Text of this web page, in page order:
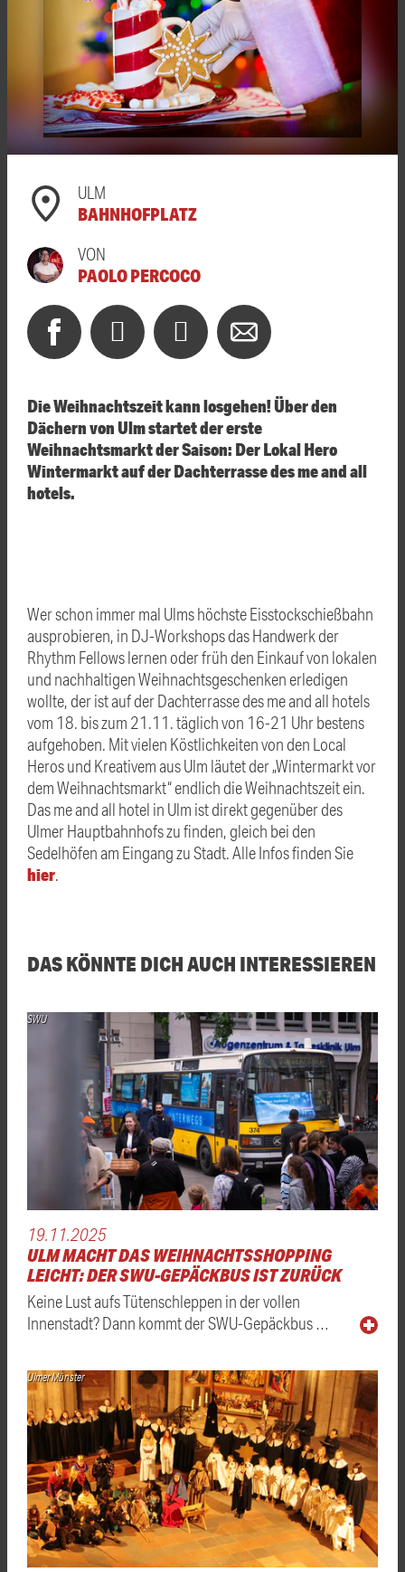
ULM
BAHNHOFPLATZ
VON
PAOLO PERCOCO
Die Weihnachtszeit kann losgehen! Über den
Dächern von Ulm startet der erste
Weihnachtsmarkt der Saison: Der Lokal Hero
Wintermarkt auf der Dachterrasse des me and all
hotels.
Wer schon immer mal Ulms höchste Eisstockschießbahn
ausprobieren, in DJ-Workshops das Handwerk der
Rhythm Fellows lernen oder früh den Einkauf von lokalen
und nachhaltigen Weihnachtsgeschenken erledigen
wollte, der ist auf der Dachterrasse des me and all hotels
vom 18. bis zum 21.11. täglich von 16-21 Uhrbestens
aufgehoben. Mit vielen Köstlichkeiten von den Local
Heros und Kreativem aus Ulm läutet der „Wintermarkt vor
dem Weihnachtsmarkt“ endlich die Weihnachtszeit ein.
Das me and all hotel in Ulm ist direkt gegenüber des
Ulmer Hauptbahnhofs zu finden, gleich bei den
Sedelhöfen am Eingang zu Stadt. Alle Infos finden Sie
hier.
DAS KÖNNTE DICH AUCH INTERESSIEREN
SWU
19.11.2025
ULM MACHT DAS WEIHNACHTSSHOPPING
LEICHT: DER SWU-GEPÄCKBUS IST ZURÜCK
Keine Lust aufs Tütenschleppen in der vollen
Innenstadt? Dann kommt der SWU-Gepäckbus …
Ulmer Münster